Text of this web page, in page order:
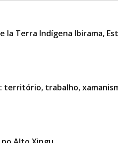
Terra Indígena Ibirama,
território, trabalho,